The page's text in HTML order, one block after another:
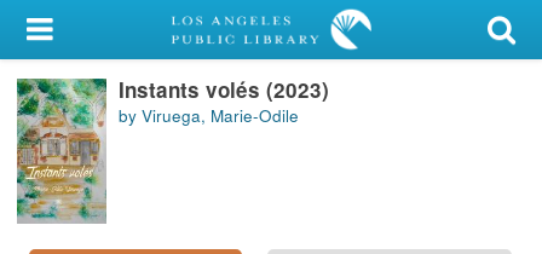
My Account
Library Card
Sign In
Search
Instants volés (2023)
by Viruega, Marie-Odile